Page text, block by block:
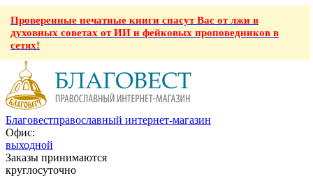
Проверенные печатные книги спасут Вас от лжи в
духовных советах от ИИ и фейковых проповедников в
сетях!
Благовестправославный интернет-магазин
Офис:
выходной
Заказы принимаются
круглосуточно